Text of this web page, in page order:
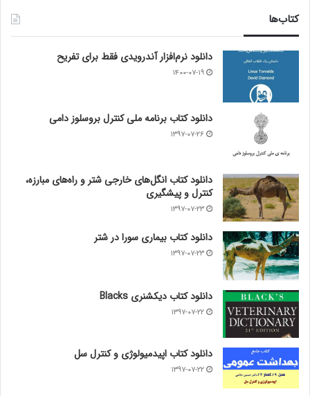
کتاب‌ها
دانلود نرم‌افزار آندرویدی فقط برای تفریح
۱۴۰۰-۰۷-۱۹
دانلود کتاب برنامه ملی کنترل بروسلوز دامی
۱۳۹۷-۰۷-۲۶
دانلود کتاب انگل‌های خارجی شتر و راه‌های مبارزه،
کنترل و پیشگیری
۱۳۹۷-۰۷-۲۳
دانلود کتاب بیماری سورا در شتر
۱۳۹۷-۰۷-۲۳
دانلود کتاب دیکشنری Blacks
۱۳۹۷-۰۷-۲۲
دانلود کتاب اپیدمیولوژی و کنترل سل
۱۳۹۷-۰۷-۲۲